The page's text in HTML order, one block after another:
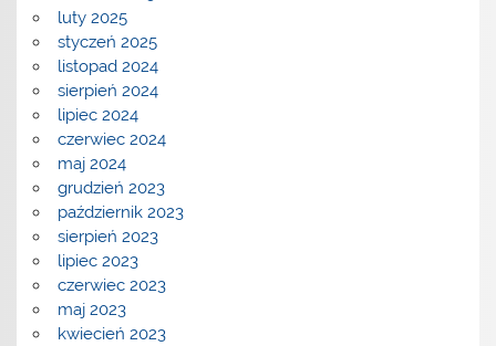
luty 2025
styczeń 2025
listopad 2024
sierpień 2024
lipiec 2024
czerwiec 2024
maj 2024
grudzień 2023
październik 2023
sierpień 2023
lipiec 2023
czerwiec 2023
maj 2023
kwiecień 2023